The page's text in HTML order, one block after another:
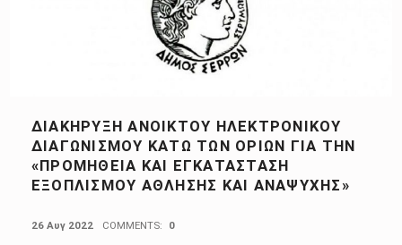
ΔΙΑΚΉΡΥΞΗ ΑΝΟΙΚΤΟΎ ΗΛΕΚΤΡΟΝΙΚΟΎ
ΔΙΑΓΩΝΙΣΜΟΎ ΚΆΤΩ ΤΩΝ ΟΡΊΩΝ ΓΙΑ ΤΗΝ
«ΠΡΟΜΉΘΕΙΑ ΚΑΙ ΕΓΚΑΤΆΣΤΑΣΗ
ΕΞΟΠΛΙΣΜΟΎ ΆΘΛΗΣΗΣ ΚΑΙ ΑΝΑΨΥΧΉΣ»
26 Αυγ 2022 COMMENTS: 0